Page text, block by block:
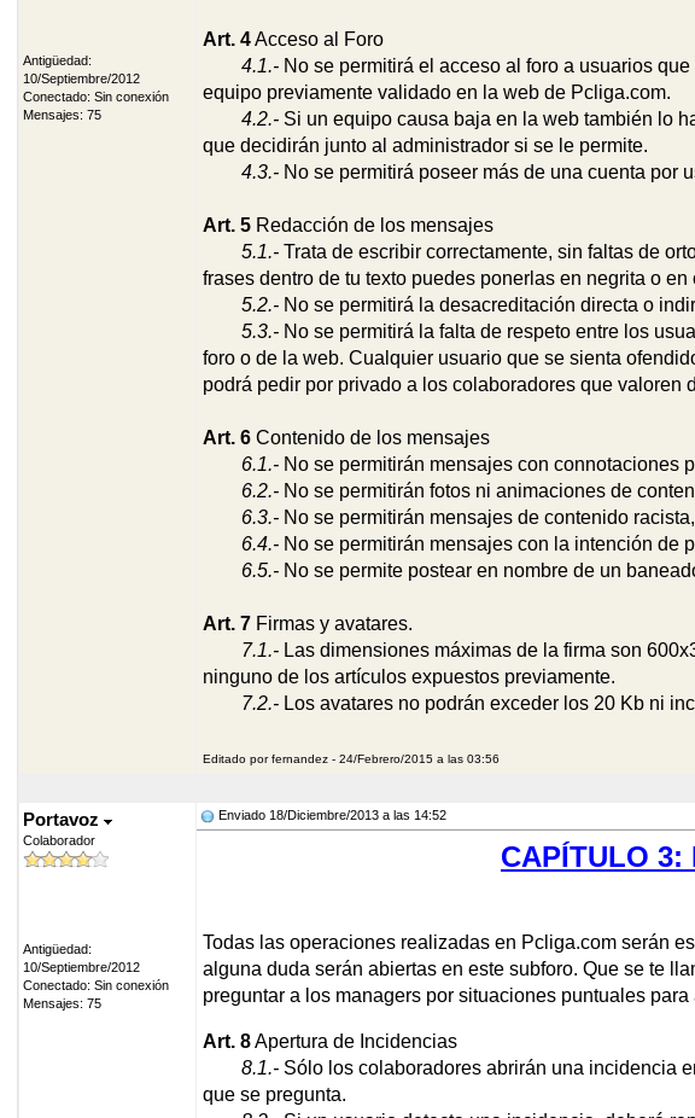
Antigüedad:
10/Septiembre/2012
Conectado: Sin conexión
Mensajes: 75
Art. 4Acceso al Foro
4.1.-No se permitirá el acceso al foro a usuarios
equipo previamente validado en la web de Pcliga.com.
4.2.- Si un equipo causa baja en la web también lo
que decidirán junto al administrador si se le permite.
4.3.-No se permitirá poseer más de una cuenta por
Art. 5Redacción de los mensajes
5.1.- Trata de escribir correctamente, sin faltas de
frases dentro de tu texto puedes ponerlas en negrita o en
5.2.- No se permitirá la desacreditación directa o
5.3.-No se permitirá la falta de respeto entre los
foro o de la web. Cualquier usuario que se sienta
podrá pedir por privado a los colaboradores que valoren
Art. 6Contenido de los mensajes
6.1.- No se permitirán mensajes con connotaciones
6.2.-No se permitirán fotos ni animaciones de
6.3.- No se permitirán mensajes de contenido
6.4.-No se permitirán mensajes con la intención de
6.5.-No se permite postear en nombre de un
Art. 7Firmas y avatares.
7.1.-Las dimensiones máximas de la firma son
ninguno de los artículos expuestos previamente.
7.2.-Los avatares no podrán exceder los 20 Kb ni
Editado por fernandez - 24/Febrero/2015 a las 03:56
Portavoz
Colaborador
Antigüedad:
10/Septiembre/2012
Conectado: Sin conexión
Mensajes: 75
Enviado 18/Diciembre/2013 a las 14:52
CAPÍTULO
Todas las operaciones realizadas en Pcliga.com serán
alguna duda serán abiertas en este subforo. Que se te
preguntar a los managers por situaciones puntuales para
Art. 8Apertura de Incidencias
8.1.- Sólo los colaboradores abrirán una incidencia
que se pregunta.